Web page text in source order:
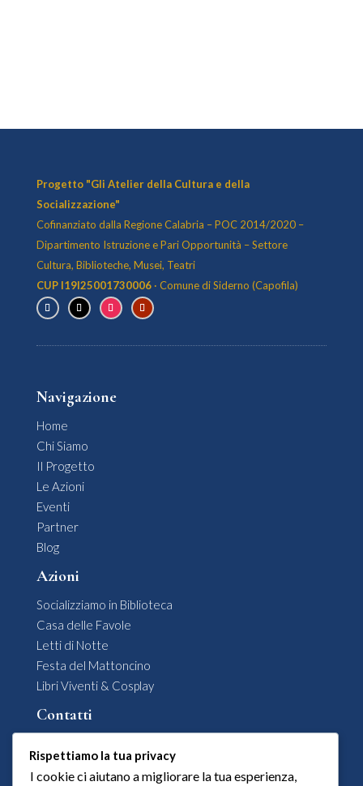
Progetto "Gli Atelier della Cultura e della
Socializzazione"
Cofinanziato dalla Regione Calabria – POC 2014/2020 –
Dipartimento Istruzione e Pari Opportunità – Settore
Cultura, Biblioteche, Musei, Teatri
CUP I19I25001730006· Comune di Siderno (Capofila)
Navigazione
Home
Chi Siamo
Il Progetto
Le Azioni
Eventi
Partner
Blog
Azioni
Socializziamo in Biblioteca
Casa delle Favole
Letti di Notte
Festa del Mattoncino
Libri Viventi & Cosplay
Contatti
Area 1 – Affari Generali
Rispettiamo la tua privacy
I cookie ci aiutano a migliorare la tua esperienza,